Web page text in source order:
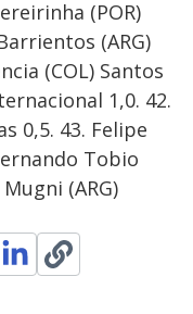
(POR)
(ARG)
(COL) Santos
1,0. 42.
0,5. 43. Felipe
Tobio
(ARG)